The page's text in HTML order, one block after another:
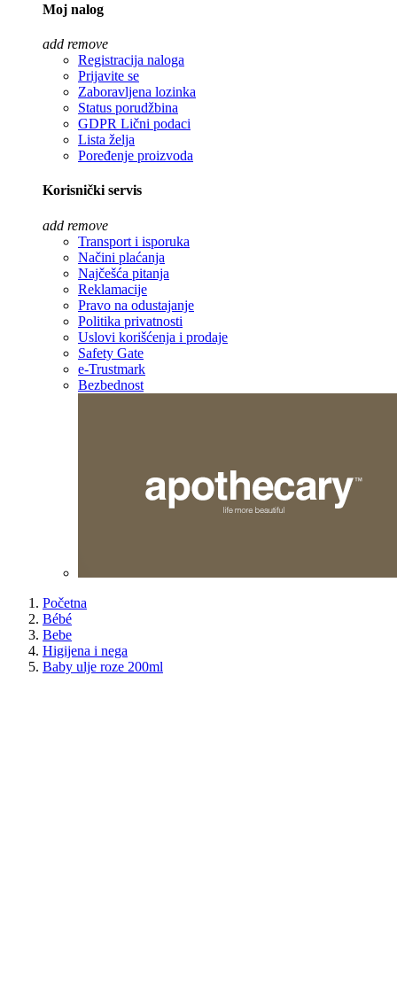
Moj nalog
add remove
Registracija naloga
Prijavite se
Zaboravljena lozinka
Status porudžbina
GDPR Lični podaci
Lista želja
Poređenje proizvoda
Korisnički servis
add remove
Transport i isporuka
Načini plaćanja
Najčešća pitanja
Reklamacije
Pravo na odustajanje
Politika privatnosti
Uslovi korišćenja i prodaje
Safety Gate
e-Trustmark
Bezbednost
Početna
Bébé
Bebe
Higijena i nega
Baby ulje roze 200ml